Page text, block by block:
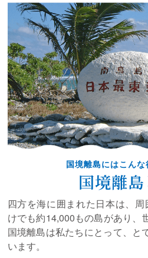
2025年11月19日
スペシャルインタビューに新
（長崎県立大学 地域創造学部
一 様）
2025年10月31日
スペシャルインタビューに新
（東京海洋大学 学術研究院 海
教授 中東 和夫 様）
2025年07月04日
（JAMSTEC 国立研究開発法
生物環境影響研究センター セ
2025年04月24日
令和７年度 沖ノ鳥島・南鳥島
実施する研究調査1件を決定し
国境離島にはこん
国境離
四方を海に囲まれた日本は、
けでも約14,000もの島があり、
国境離島は私たちにとって、と
います。